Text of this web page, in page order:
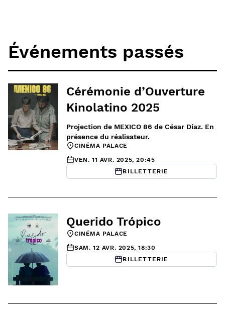
Événements passés
Cérémonie d’Ouverture
Kinolatino 2025
Projection de MEXICO 86 de César Díaz. En
présence du réalisateur.
CINÉMA PALACE
VEN. 11 AVR. 2025, 20:45
BILLETTERIE
Querido Trópico
CINÉMA PALACE
SAM. 12 AVR. 2025, 18:30
BILLETTERIE